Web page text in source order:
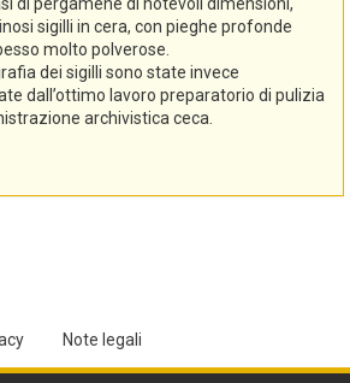
sigilli in cera, con pieghe profonde
molto polverose.
dei sigilli sono state invece
dall’ottimo lavoro preparatorio di pulizia
archivistica ceca.
Note legali